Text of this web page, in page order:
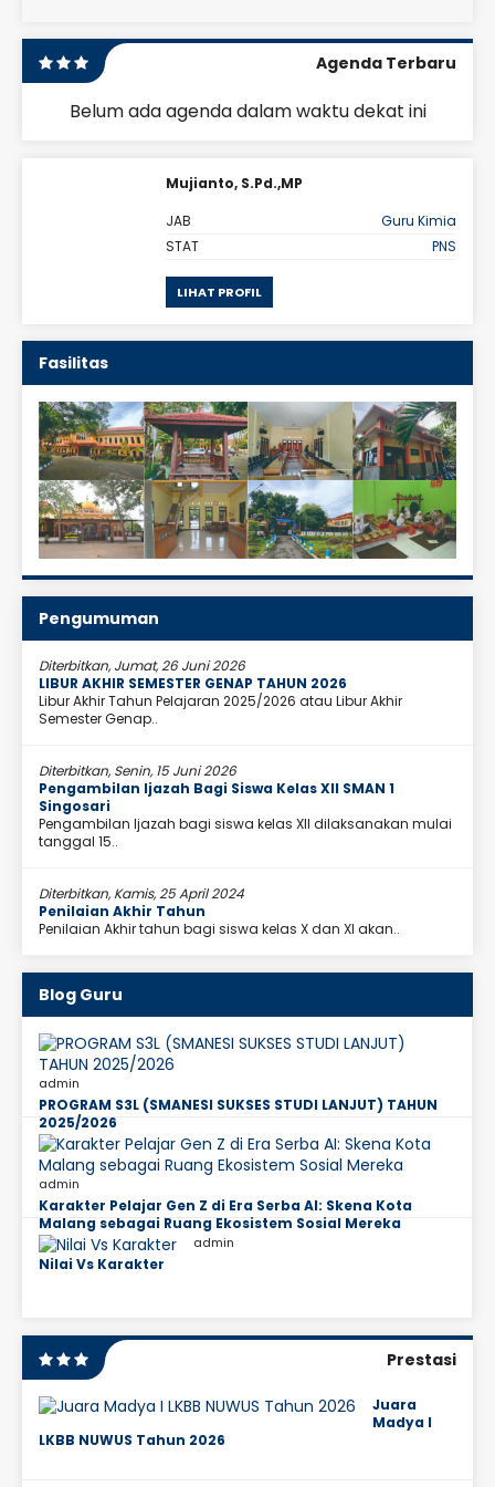
Agenda Terbaru
Belum ada agenda dalam waktu dekat ini
Mujianto, S.Pd.,MP
JAB
Guru Kimia
STAT
PNS
LIHAT PROFIL
Fasilitas
Pengumuman
Diterbitkan, Jumat, 26 Juni 2026
LIBUR AKHIR SEMESTER GENAP TAHUN 2026
Libur Akhir Tahun Pelajaran 2025/2026 atau Libur Akhir
Semester Genap..
Diterbitkan, Senin, 15 Juni 2026
Pengambilan Ijazah Bagi Siswa Kelas XII SMAN 1
Singosari
Pengambilan Ijazah bagi siswa kelas XII dilaksanakan mulai
tanggal 15..
Diterbitkan, Kamis, 25 April 2024
Penilaian Akhir Tahun
Penilaian Akhir tahun bagi siswa kelas X dan XI akan..
Blog Guru
admin
PROGRAM S3L (SMANESI SUKSES STUDI LANJUT) TAHUN
2025/2026
admin
Karakter Pelajar Gen Z di Era Serba AI: Skena Kota
Malang sebagai Ruang Ekosistem Sosial Mereka
admin
Nilai Vs Karakter
Prestasi
Juara
Madya I
LKBB NUWUS Tahun 2026